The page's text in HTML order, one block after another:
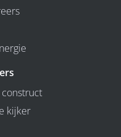
kijker